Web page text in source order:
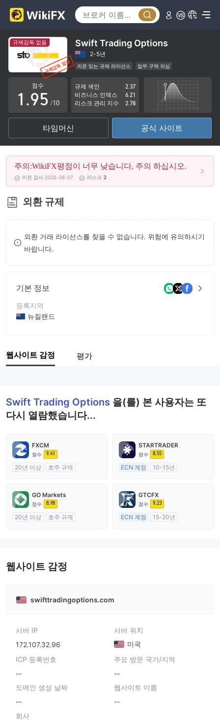
규제감독 없음 Swift Trading Options
2-5년
의문 있는 규제 라이선스
업무 구역 의심
잠재적 위험성이 높음
점수
0
1
2
3
4
5
6
7
8
9
.
5
6
7
8
9
1
2
3
4
5
6
7
8
9
/10
규제 색인
2.37
비즈니스 인덱스
6.21
리스크 관리 지수
2.78
타임머신 공식 사이트
주의:WikiFX평점이 너무 낮습니다, 주의 하십시오.
이전 검사 2026-08-07 리스크 2
외환 규제
외환 거래 라이선스를 찾을 수 없습니다. 위험에 유의하시기
바랍니다.
기본 정보
등록지역
뉴질랜드
회사 전체 이름
웹사이트 감정 평가
Swift Trading Options 을(를) 본 사용자는 또
다시 열람했습니다...
FXCM
점수 9.41
20년 이상
호주 규제
마스터 레이블 MT4
STARTRADER
점수 8.55
ECN 계정
10-15년
외환 거래 라이선스 (MM)
마스터 레이블 MT4
GO Markets
점수 8.98
20년 이상
호주 규제
GTCFX
점수 9.23
ECN 계정
15-20년
웹사이트 감정
swifttradingoptions.com
서버 IP
172.107.32.96
서버 위치
미국
ICP 등록번호
--
주요 방문 국가/지역
--
도메인 생성 날짜
--
웹사이트 이름
--
회사